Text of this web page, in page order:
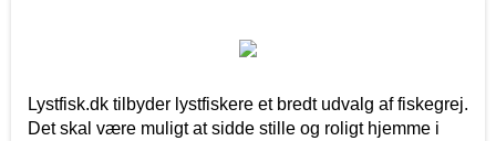
Lystfisk.dk tilbyder lystfiskere et bredt udvalg af fiskegrej.
Det skal være muligt at sidde stille og roligt hjemme i